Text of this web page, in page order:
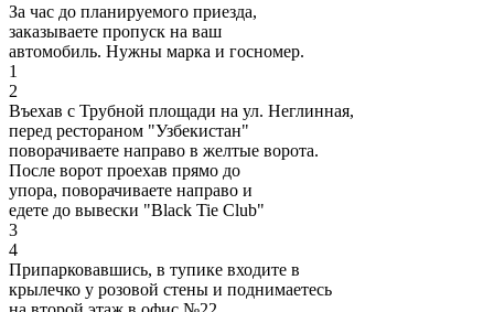
За час до планируемого приезда,
заказываете пропуск на ваш
автомобиль. Нужны марка и госномер.
1
2
Въехав с Трубной площади на ул. Неглинная,
перед рестораном "Узбекистан"
поворачиваете направо в желтые ворота.
После ворот проехав прямо до
упора, поворачиваете направо и
едете до вывески "Black Tie Club"
3
4
Припарковавшись, в тупике входите в
крылечко у розовой стены и поднимаетесь